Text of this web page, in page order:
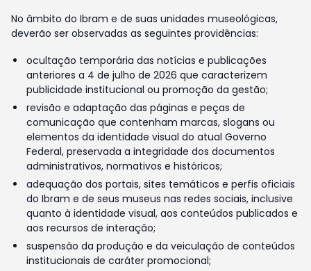
No âmbito do Ibram e de suas unidades museológicas,
deverão ser observadas as seguintes providências:
ocultação temporária das notícias e publicações
anteriores a 4 de julho de 2026 que caracterizem
publicidade institucional ou promoção da gestão;
revisão e adaptação das páginas e peças de
comunicação que contenham marcas, slogans ou
elementos da identidade visual do atual Governo
Federal, preservada a integridade dos documentos
administrativos, normativos e históricos;
adequação dos portais, sites temáticos e perfis oficiais
do Ibram e de seus museus nas redes sociais, inclusive
quanto à identidade visual, aos conteúdos publicados e
aos recursos de interação;
suspensão da produção e da veiculação de conteúdos
institucionais de caráter promocional;